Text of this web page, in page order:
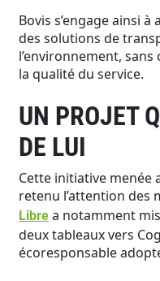
Bovis s’engage ainsi
des solutions de
l’environnement,
la qualité du service.
UN PROJET
DE LUI
Cette initiative menée
retenu l’attention des
Libre a notamment
deux tableaux vers
écoresponsable